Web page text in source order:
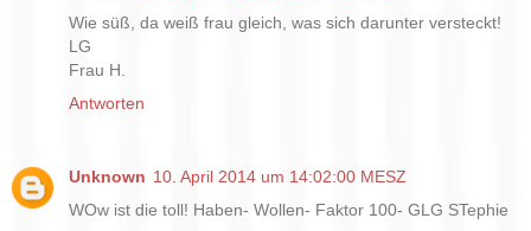
Wie süß, da weiß frau gleich, was sich darunter versteckt!
LG
Frau H.
Antworten
Unknown 10. April 2014 um 14:02:00 MESZ
WOw ist die toll! Haben- Wollen- Faktor 100- GLG STephie